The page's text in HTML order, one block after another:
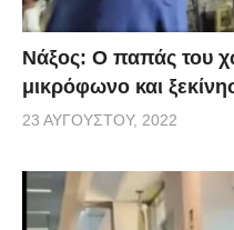
Νάξος: Ο παπάς του
μικρόφωνο και
23 ΑΥΓΟΎΣΤΟΥ, 2022